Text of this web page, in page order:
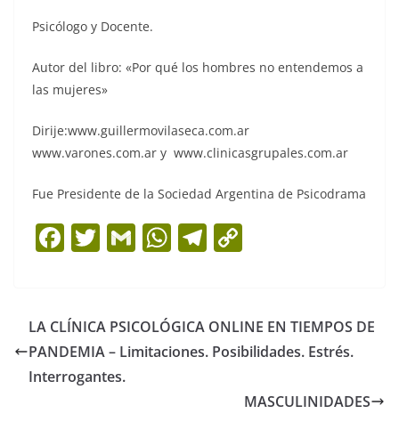
Psicólogo y Docente.
Autor del libro: «Por qué los hombres no entendemos a
las mujeres»
Dirije:www.guillermovilaseca.com.ar
www.varones.com.ar y www.clinicasgrupales.com.ar
Fue Presidente de la Sociedad Argentina de Psicodrama
F
e
b
o
T
er
G
l
W
s
A
T
gr
a
y
Li
k
LA CLÍNICA PSICOLÓGICA ONLINE EN TIEMPOS DE
PANDEMIA – Limitaciones. Posibilidades. Estrés.
Interrogantes.
MASCULINIDADES